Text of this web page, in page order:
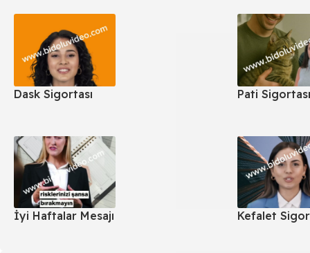
Dask Sigortası Pati
İyi Haftalar Mesajı Kefalet